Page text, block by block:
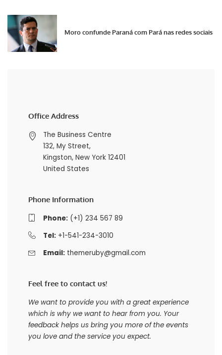
Moro confunde Paraná com Pará nas redes sociais
Office Address
The Business Centre
132, My Street,
Kingston, New York 12401
United States
Phone Information
Phone:(+1) 234 567 89
Tel:+1-541-234-3010
Email: themeruby@gmail.com
Feel free to contact us!
We want to provide you with a great experience
which is why we want to hear from you. Your
feedback helps us bring you more of the events
you love and the service you expect.